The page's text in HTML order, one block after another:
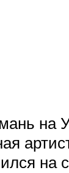
на
на